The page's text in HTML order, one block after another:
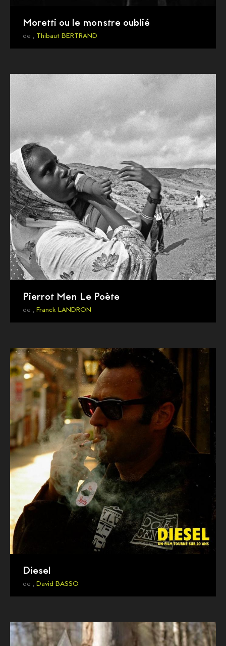
Moretti ou le monstre oublié
de , Thibaut BERTRAND
Pierrot Men Le Poète
de , Franck LANDRON
Diesel
de , David BASSO